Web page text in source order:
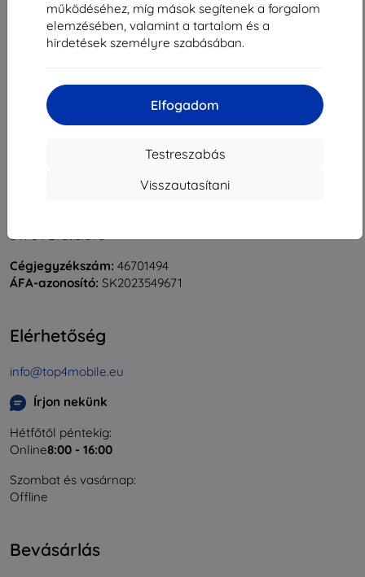
működéséhez, míg mások segítenek a forgalom
elemzésében, valamint a tartalom és a
hirdetések személyre szabásában.
Elfogadom
Testreszabás
Visszautasítani
Összes találat5
841 04 Bratislava
Cégjegyzékszám: 46701494
ÁFA-azonosító: SK2023549671
Elérhetőség
info@top4mobile.eu
Írjon nekünk
Hétfőtől péntekig:
Online8:00 - 16:00
Szombat és vasárnap:
Offline
Bevásárlás